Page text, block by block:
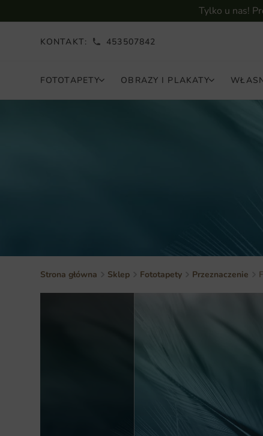
Tylko u nas!
KONTAKT: 453507842
FOTOTAPETY OBRAZY I PLAKATY
Strona główna Sklep Fototapety Przeznaczenie